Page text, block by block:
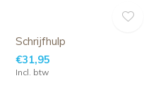
Schrijfhulp
€31,95
Incl. btw